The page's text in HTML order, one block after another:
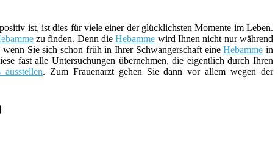
ist, ist dies für viele einer der glücklichsten Momente im Leben.
zu finden. Denn dieHebamme wird Ihnen nicht nur während
wenn Sie sich schon früh in Ihrer Schwangerschaft eineHebamme in
fast alle Untersuchungen übernehmen, die eigentlich durch Ihren
ausstellen. Zum Frauenarzt gehen Sie dann vor allem wegen der